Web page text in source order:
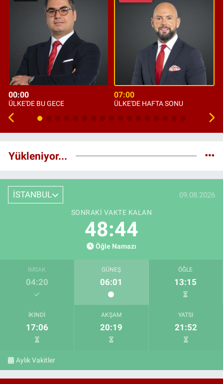
00:00
ÜLKE'DE BU GECE
07:00
ÜLKE'DE HAFTA SONU
Yükleniyor...
İSTANBUL 09.08.2026
SONRAKI VAKTE KALAN
48:43
Öğle Namazı
İMSAK
04:20
GÜNEŞ
06:01
ÖĞLE
13:15
İKINDI
17:06
AKŞAM
20:19
YATSI
21:52
Aylık Vakitler